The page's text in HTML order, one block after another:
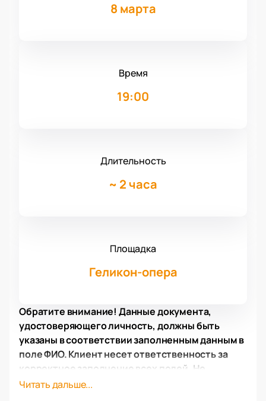
8 марта
Время
19:00
Длительность
~ 2 часа
Площадка
Геликон-опера
Обратите внимание! Данные документа,
удостоверяющего личность, должны быть
указаны в соответствии заполненным данным в
поле ФИО. Клиент несет ответственность за
корректное заполнение всех полей. Не
забудьте взять документ с собой!
Читать дальше...